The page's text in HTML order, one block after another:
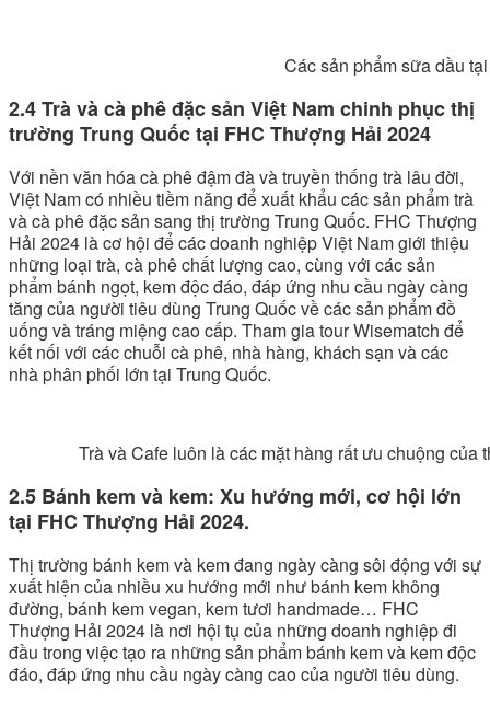
Các sản phẩm sữa dầu tại Việt Nam
2.4 Trà và cà phê đặc sản Việt Nam chinh phục thị
trường Trung Quốc tại FHC Thượng Hải 2024
Với nền văn hóa cà phê đậm đà và truyền thống trà lâu đời,
Việt Nam có nhiều tiềm năng để xuất khẩu các sản phẩm trà
và cà phê đặc sản sang thị trường Trung Quốc. FHC Thượng
Hải 2024 là cơ hội để các doanh nghiệp Việt Nam giới thiệu
những loại trà, cà phê chất lượng cao, cùng với các sản
phẩm bánh ngọt, kem độc đáo, đáp ứng nhu cầu ngày càng
tăng của người tiêu dùng Trung Quốc về các sản phẩm đồ
uống và tráng miệng cao cấp. Tham gia tour Wisematch để
kết nối với các chuỗi cà phê, nhà hàng, khách sạn và các
nhà phân phối lớn tại Trung Quốc.
Trà và Cafe luôn là các mặt hàng rất ưu chuộng của
2.5 Bánh kem và kem: Xu hướng mới, cơ hội lớn
tại FHC Thượng Hải 2024.
Thị trường bánh kem và kem đang ngày càng sôi động với sự
xuất hiện của nhiều xu hướng mới như bánh kem không
đường, bánh kem vegan, kem tươi handmade… FHC
Thượng Hải 2024 là nơi hội tụ của những doanh nghiệp đi
đầu trong việc tạo ra những sản phẩm bánh kem và kem độc
đáo, đáp ứng nhu cầu ngày càng cao của người tiêu dùng.